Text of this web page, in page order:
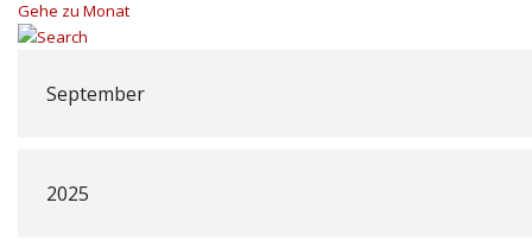
Gehe zu Monat